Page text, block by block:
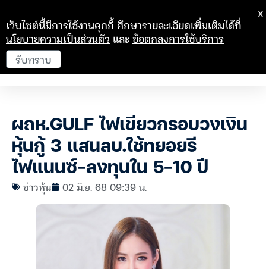
ผถห.GULF ไฟเขียวกรอบวงเงิน
หุ้นกู้ 3 แสนลบ.ใช้ทยอยรี
ไฟแนนซ์-ลงทุนใน 5-10 ปี
ข่าวหุ้น 02 มิ.ย. 68 09:39 น.
เว็บไซต์นี้มีการใช้งานคุกกี้ ศึกษารายละเอียดเพิ่มเติมได้ที่
นโยบายความเป็นส่วนตัว และข้อตกลงการใช้บริการ
รับทราบ
X